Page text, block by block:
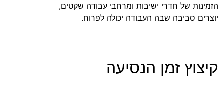
הזמינות של חדרי ישיבות ומרחבי עבודה שקטים,
יוצרים סביבה שבה העבודה יכולה לפרוח.
קיצוץ זמן הנסיעה